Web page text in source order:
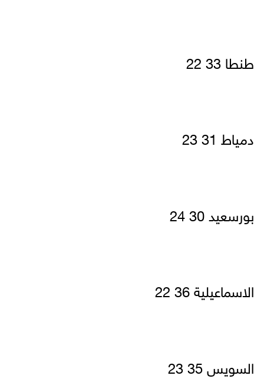
طنطا 33 22
دمياط 31 23
بورسعيد 30 24
الاسماعيلية 36 22
السويس 35 23